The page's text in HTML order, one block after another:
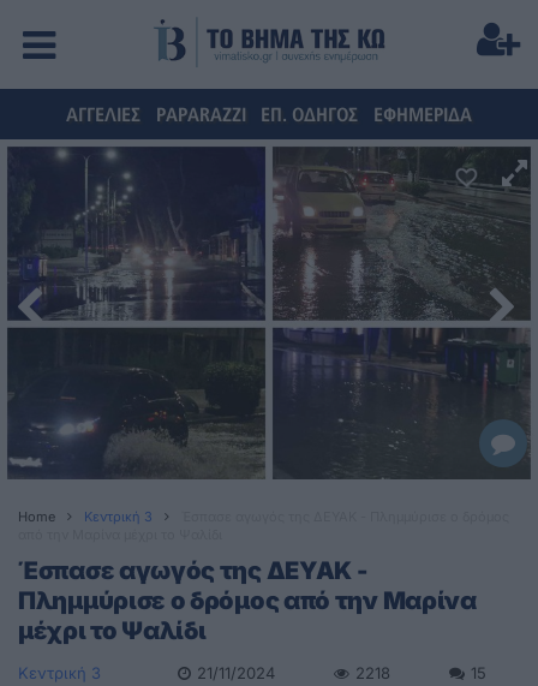
ΑΓΓΕΛΙΕΣ PAPARAZZI ΕΠ. ΟΔΗΓΟΣ ΕΦΗΜΕΡΙΔΑ
Home Κεντρική 3
Έσπασε αγωγός της ΔΕΥΑΚ -
Πλημμύρισε ο δρόμος από την Μαρίνα
μέχρι το Ψαλίδι
Κεντρική 3 21/11/2024 2218 15